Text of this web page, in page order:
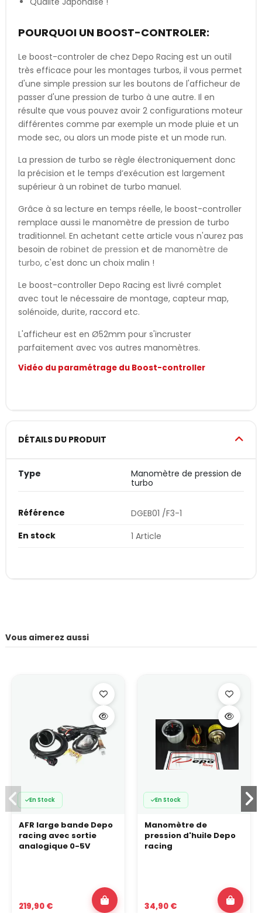
POURQUOI UN BOOST-CONTROLER:
Le boost-controler de chez Depo Racing est un outil
très efficace pour les montages turbos, il vous permet
d'une simple pression sur les boutons de l'afficheur de
passer d'une pression de turbo à une autre. Il en
résulte que vous pouvez avoir 2 configurations moteur
différentes comme par exemple un mode pluie et un
mode sec, ou alors un mode piste et un mode run.
La pression de turbo se règle électroniquement donc
la précision et le temps d’exécution est largement
supérieur à un robinet de turbo manuel.
Grâce à sa lecture en temps réelle, le boost-controller
remplace aussi le manomètre de pression de turbo
traditionnel. En achetant cette article vous n'aurez pas
besoin de robinet de pression et de manomètre de
turbo, c'est donc un choix malin !
Le boost-controller Depo Racing est livré complet
avec tout le nécessaire de montage, capteur map,
solénoïde, durite, raccord etc.
L'afficheur est en Ø52mm pour s'incruster
parfaitement avec vos autres manomètres.
Vidéo du paramétrage du Boost-controller
DÉTAILS DU PRODUIT
Type
Manomètre de pression de
turbo
Référence
DGEB01 /F3-1
En stock
1 Article
Vous aimerez aussi
En Stock
AFR large bande Depo
racing avec sortie
analogique 0-5V
219,90 €
En Stock
Manomètre de
pression d'huile Depo
racing
34,90 €